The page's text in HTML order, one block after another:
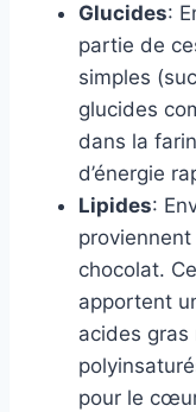
Glucides:
partie de
simples
glucides
dans la
d’énergie
Lipides:
chocolat.
apportent
acides
pour le